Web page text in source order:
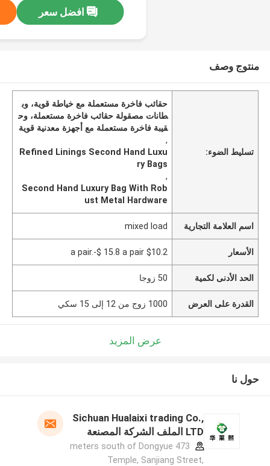
افضل سعر
منتوج وصف
تسليط الضوء:
حقائب فاخرة مستعملة مع خياطة قوية، وب
طانات مصقولة حقائب فاخرة مستعملة، وح
قيبة فاخرة مستعملة مع أجهزة معدنية قوية
,
Refined Linings Second Hand Luxu
ry Bags
,
Second Hand Luxury Bag With Rob
ust Metal Hardware
اسم العلامة التجارية mixed load
الأسعار $10.2 a pair.-$ 15.8 a pair
الحد الأدنى لكمية 50 زوجا
القدرة على العرض 1000 زوج من 12 إلى 15 سكي
عرض المزيد
حول نا
Sichuan Hualaixi trading Co.,
LTD الملف الشركة المصنعة
473 meters south of Dongyue
Temple, Sanjiang Street,